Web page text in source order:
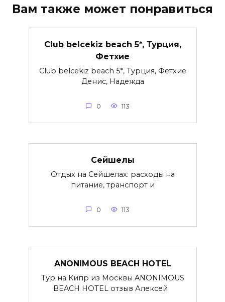
Вам также может понравиться
Club belcekiz beach 5*, Турция,
Фетхие
Club belcekiz beach 5*, Турция, Фетхие
Денис, Надежда
0 113
Сейшелы
Отдых на Сейшелах: расходы на
питание, транспорт и
0 113
ANONIMOUS BEACH HOTEL
Тур на Кипр из Москвы ANONIMOUS
BEACH HOTEL отзыв Алексей